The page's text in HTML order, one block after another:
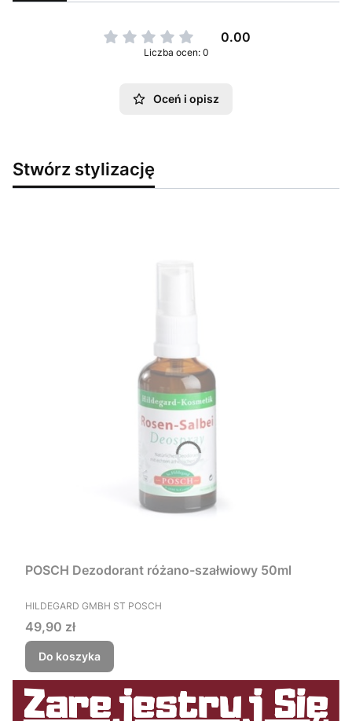
0.00
Liczba ocen: 0
Oceń i opisz
Stwórz stylizację
POSCH Dezodorant różano-szałwiowy 50ml
PRODUCENT
HILDEGARD GMBH ST POSCH
Cena
49,90 zł
Do koszyka